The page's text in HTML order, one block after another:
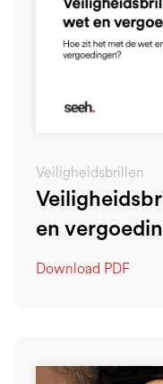
Veiligheidsbrillen
en
Download PDF